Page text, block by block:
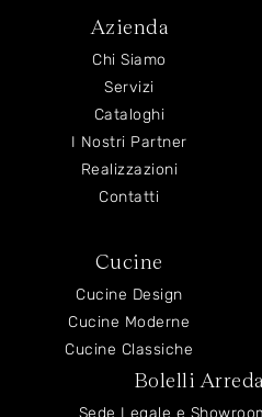
Azienda
Chi Siamo
Servizi
Cataloghi
I Nostri Partner
Realizzazioni
Contatti
Cucine
Cucine Design
Cucine Moderne
Cucine Classiche
Bolelli